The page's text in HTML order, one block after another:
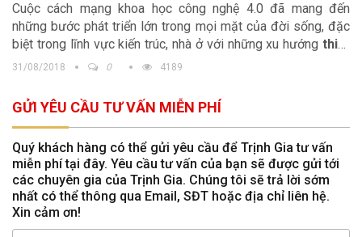
Cuộc cách mạng khoa học công nghệ 4.0 đã mang đến
những bước phát triển lớn trong mọi mặt của đời sống, đặc
biệt trong lĩnh vực kiến trúc, nhà ở với những xu hướng thiết
kế biệt thự
thông minh. Cùng Trịnh Gia tìm hiểu xem công
31/08/2018 0 4189
GỬI YÊU CẦU TƯ VẤN MIỄN PHÍ
Quý khách hàng có thể gửi yêu cầu để Trịnh Gia tư vấn
miễn phí tại đây. Yêu cầu tư vấn của bạn sẽ được gửi tới
các chuyên gia của Trịnh Gia. Chúng tôi sẽ trả lời sớm
nhất có thể thông qua Email, SĐT hoặc địa chỉ liên hệ.
Xin cảm ơn!